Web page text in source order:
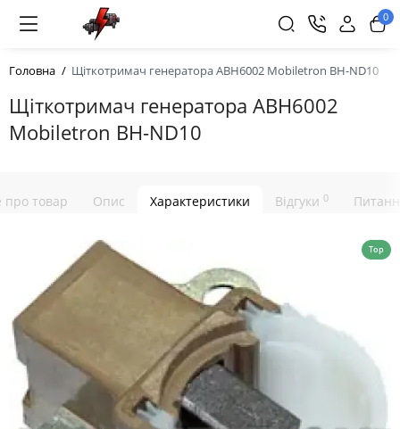
0
Головна Щіткотримач генератора ABH6002 Mobiletron BH-ND10
Щіткотримач генератора ABH6002
Mobiletron BH-ND10
про товар Опис Характеристики Відгуки 0
Top